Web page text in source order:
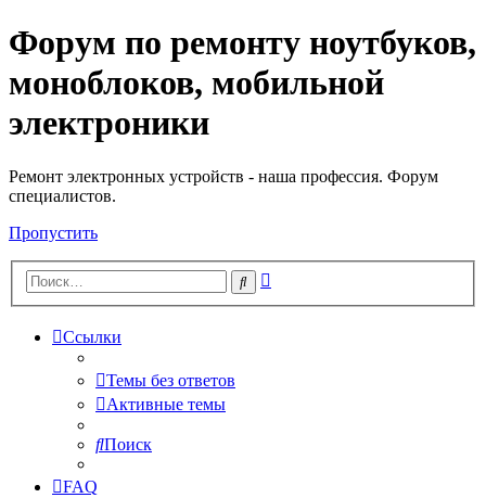
Регистрация
Форум по ремонту ноутбуков,
моноблоков, мобильной
электроники
Ремонт электронных устройств - наша профессия. Форум
специалистов.
Пропустить
Поиск
Ссылки
Темы без ответов
Активные темы
Поиск
FAQ